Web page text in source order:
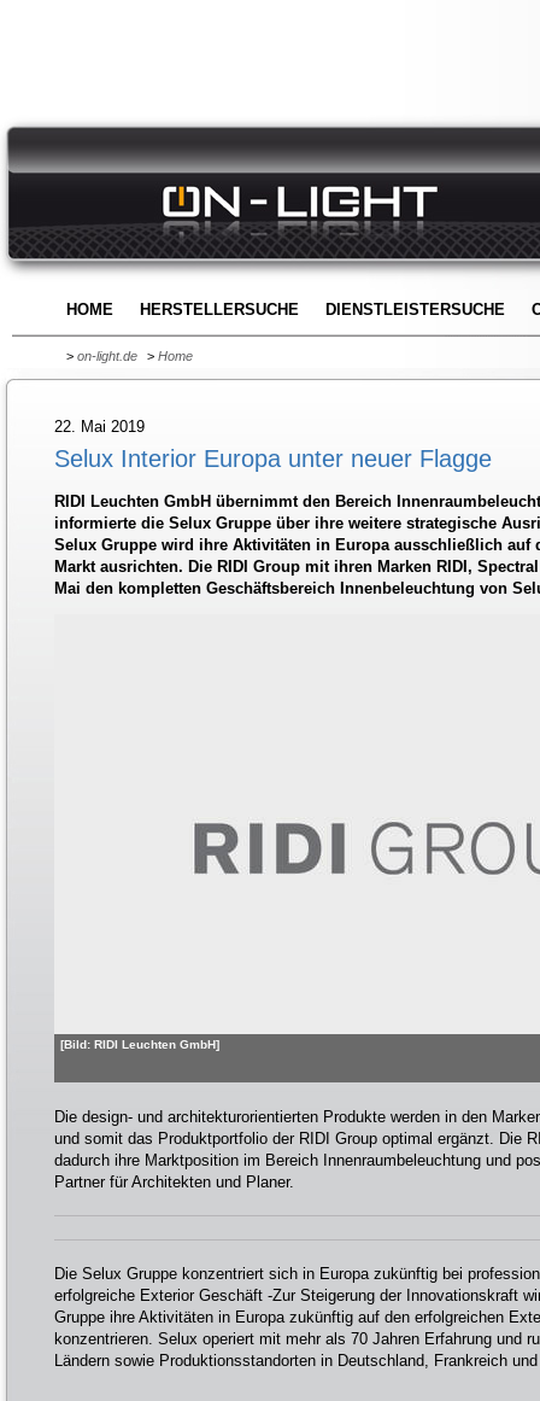
HOME HERSTELLERSUCHE DIENSTLEISTERSUCHE
> on-light.de > Home
22. Mai 2019
Selux Interior Europa unter neuer Flagge
RIDI Leuchten GmbH übernimmt den Bereich
informierte die Selux Gruppe über ihre weitere strategische
Selux Gruppe wird ihre Aktivitäten in Europa ausschließlich auf
Markt ausrichten. Die RIDI Group mit ihren Marken RIDI,
Mai den kompletten Geschäftsbereich Innenbeleuchtung von
[Bild: RIDI Leuchten GmbH]
Die design- und architekturorientierten Produkte werden in den
und somit das Produktportfolio der RIDI Group optimal ergänzt. Die
dadurch ihre Marktposition im Bereich Innenraumbeleuchtung und
Partner für Architekten und Planer.
Die Selux Gruppe konzentriert sich in Europa zukünftig bei
erfolgreiche Exterior Geschäft -Zur Steigerung der Innovationskraft
Gruppe ihre Aktivitäten in Europa zukünftig auf den erfolgreichen
konzentrieren. Selux operiert mit mehr als 70 Jahren Erfahrung und
Ländern sowie Produktionsstandorten in Deutschland, Frankreich